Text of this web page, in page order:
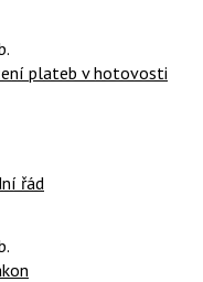
plateb v hotovosti
řád